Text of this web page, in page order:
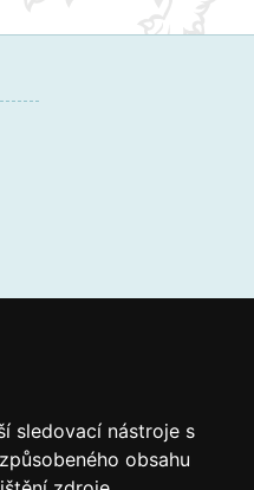
sledovací nástroje s
obsahu